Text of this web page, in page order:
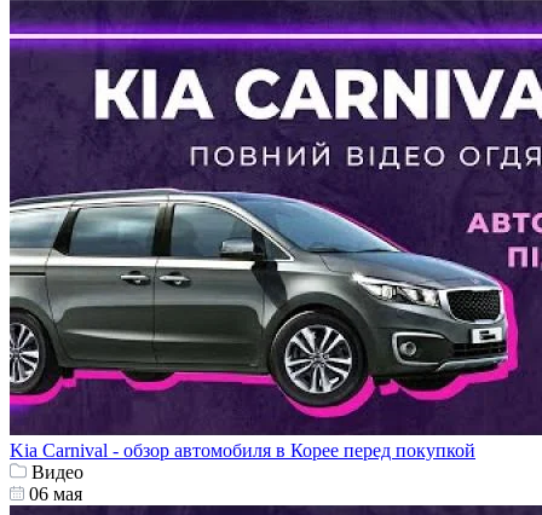
Kia Carnival - обзор автомобиля в Корее перед покупкой
Видео
06 мая